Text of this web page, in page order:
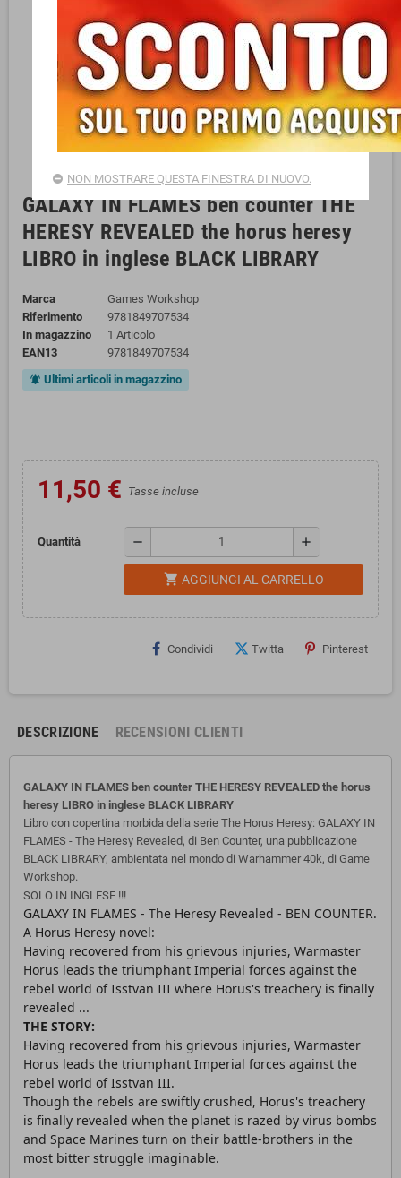
GALAXY IN FLAMES ben counter THE
HERESY REVEALED the horus heresy
LIBRO in inglese BLACK LIBRARY
Marca
Games Workshop
Riferimento
9781849707534
In magazzino
1 Articolo
EAN13
9781849707534
notifications_active Ultimi articoli in magazzino
11,50 € Tasse incluse
Quantità remove add
shopping_cart AGGIUNGI AL CARRELLO
Condividi Twitta Pinterest
DESCRIZIONE RECENSIONI CLIENTI
GALAXY IN FLAMES ben counter THE HERESY REVEALED the horus
heresy LIBRO in inglese BLACK LIBRARY
Libro con copertina morbida della serie The Horus Heresy: GALAXY IN
FLAMES - The Heresy Revealed, di Ben Counter, una pubblicazione
BLACK LIBRARY, ambientata nel mondo di Warhammer 40k, di Game
Workshop.
SOLO IN INGLESE !!!
GALAXY IN FLAMES - The Heresy Revealed - BEN COUNTER.
A Horus Heresy novel:
Having recovered from his grievous injuries, Warmaster
Horus leads the triumphant Imperial forces against the
rebel world of Isstvan III where Horus's treachery is finally
revealed ...
THE STORY:
Having recovered from his grievous injuries, Warmaster
Horus leads the triumphant Imperial forces against the
rebel world of Isstvan III.
Though the rebels are swiftly crushed, Horus's treachery
is finally revealed when the planet is razed by virus bombs
and Space Marines turn on their battle-brothers in the
most bitter struggle imaginable.
NON MOSTRARE QUESTA FINESTRA DI NUOVO.